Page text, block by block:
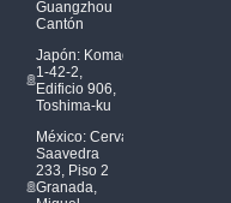
Guangzhou
Cantón
Japón: Komagome
1-42-2,
Edificio 906,
Toshima-ku
México: Cervantes
Saavedra
233, Piso 2
Granada,